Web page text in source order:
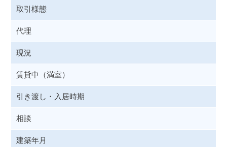
取引様態
代理
現況
賃貸中（満室）
引き渡し・入居時期
相談
建築年月